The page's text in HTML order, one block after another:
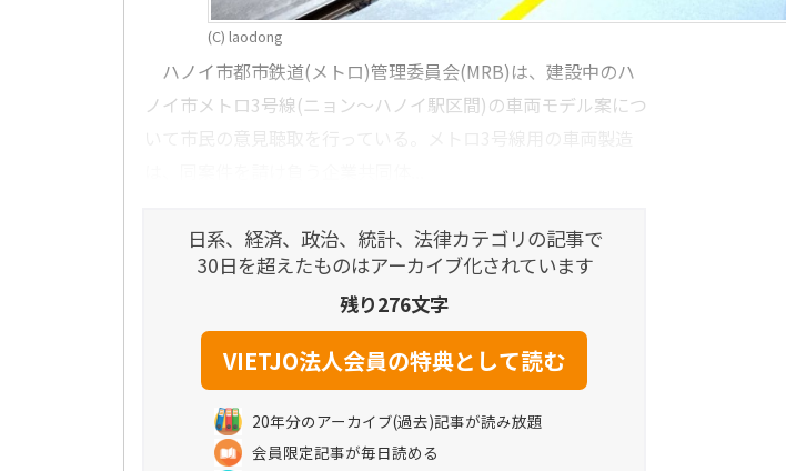
(C) laodong
ハノイ市都市鉄道(メトロ)管理委員会(MRB)は、建設中のハ
ノイ市メトロ3号線(ニョン～ハノイ駅区間)の車両モデル案につ
日系、経済、政治、統計、法律カテゴリの記事で
30日を超えたものはアーカイブ化されています
残り276文字
20年分のアーカイブ(過去)記事が読み放題
会員限定記事が毎日読める